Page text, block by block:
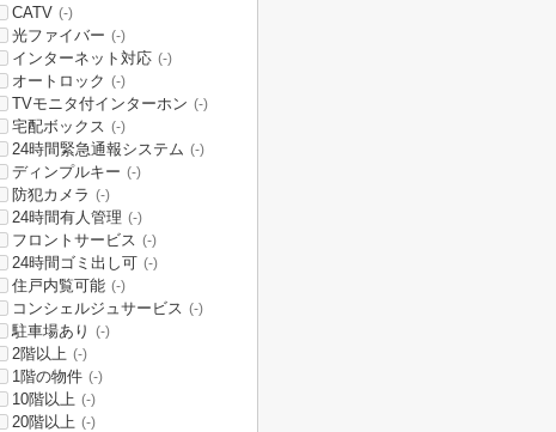
CATV (-)
光ファイバー (-)
インターネット対応 (-)
オートロック (-)
TVモニタ付インターホン (-)
宅配ボックス (-)
24時間緊急通報システム (-)
ディンプルキー (-)
防犯カメラ (-)
24時間有人管理 (-)
フロントサービス (-)
24時間ゴミ出し可 (-)
住戸内覧可能 (-)
コンシェルジュサービス (-)
駐車場あり (-)
2階以上 (-)
1階の物件 (-)
10階以上 (-)
20階以上 (-)